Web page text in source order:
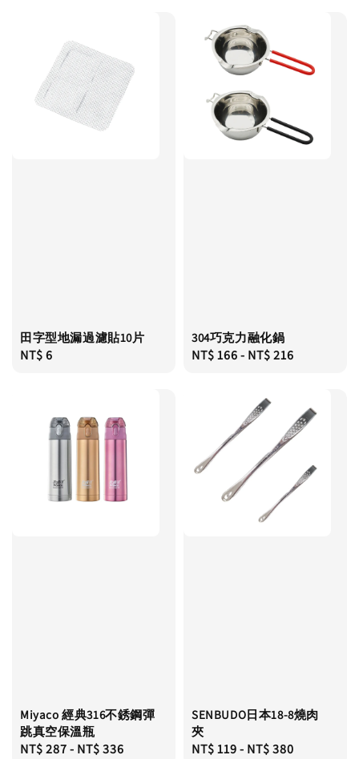
田字型地漏過濾貼10片
Regular
NT$ 6
304巧克力融化鍋
Regular
NT$ 166- NT$ 216
Miyaco 經典316不銹鋼彈
跳真空保溫瓶
Regular
NT$ 287- NT$ 336
SENBUDO日本18-8燒肉
夾
Regular
NT$ 119- NT$ 380